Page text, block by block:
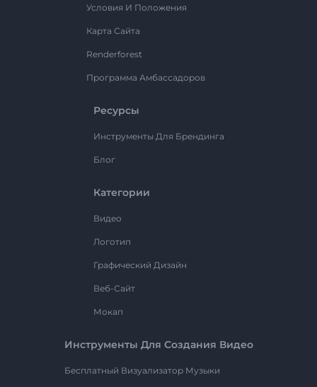
Условия И Положения
Карта Сайта
Renderforest
Программа Амбассадоров
Ресурсы
Инструменты Для Брендинга
Блог
Категории
Видео
Логотип
Графический Дизайн
Веб-Сайт
Мокап
Инструменты Для Создания Видео
Бесплатный Визуализатор Музыки